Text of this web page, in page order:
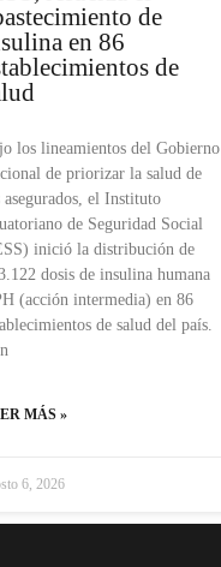
de
en 86
de
los lineamientos del Gobierno
de priorizar la salud de
asegurados, el Instituto
de Seguridad Social
inició la distribución de
dosis de insulina humana
(acción intermedia) en 86
de salud del país.
MÁS »
6, 2026